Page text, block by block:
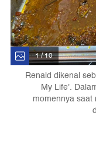
1 / 10
Renald dikenal
My Life'.
momennya